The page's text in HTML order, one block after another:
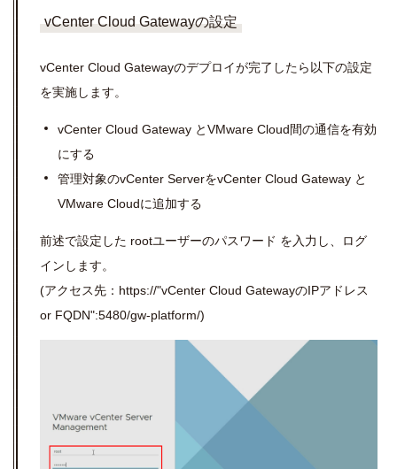
vCenter Cloud Gatewayの設定
vCenter Cloud Gatewayのデプロイが完了したら以下の設定
を実施します。
vCenter Cloud Gateway とVMware Cloud間の通信を有効
にする
管理対象のvCenter ServerをvCenter Cloud Gateway と
VMware Cloudに追加する
前述で設定した rootユーザーのパスワード を入力し、ログ
インします。
(アクセス先： https://"vCenter Cloud GatewayのIPアドレス
or FQDN":5480/gw-platform/)